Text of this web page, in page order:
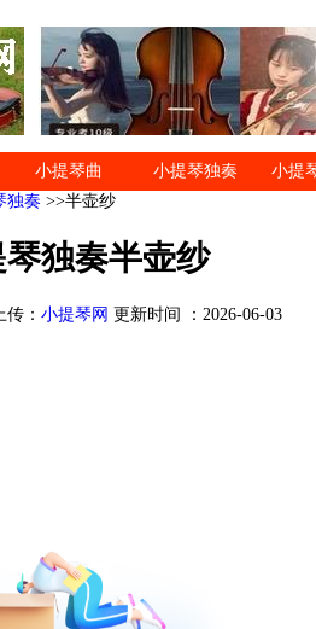
小提琴曲 小提琴独奏
小提
独奏 >>半壶纱
独奏半壶纱
： 小提琴网 更新时间 ：2026-06-03